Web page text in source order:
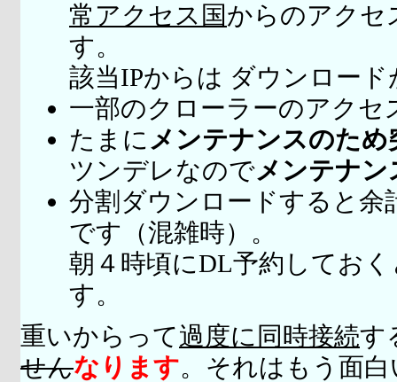
常アクセス国からのアクセ
す。
該当IPからは ダウンロー
一部のクローラーのアクセ
たまに メンテナンスのため
ツンデレなのでメンテナ
分割ダウンロードすると余
です（混雑時）。
朝４時頃にDL予約してお
す。
重いからって過度に同時接続す
せんなります。それはもう面